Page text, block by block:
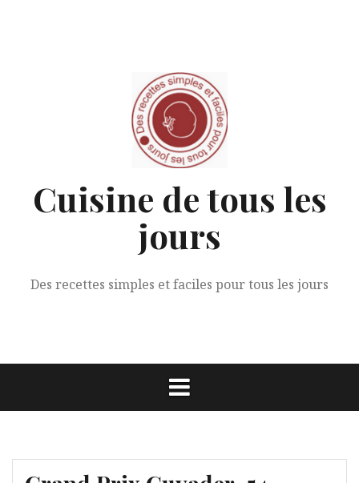
Cuisine de tous les
jours
Des recettes simples et faciles pour tous les jours